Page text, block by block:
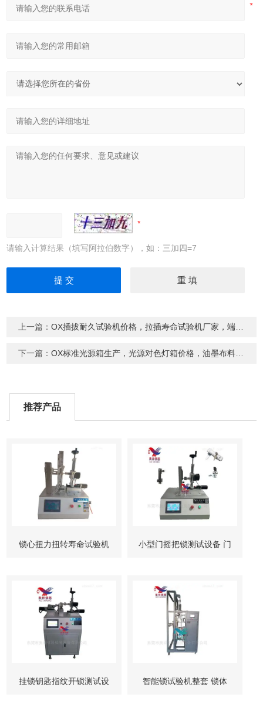
请输入计算结果（填写阿拉伯数字），如：三加四=7
上一篇：OX插拔耐久试验机价格，拉插寿命试验机厂家，端子插拔寿命试验机
下一篇：OX标准光源箱生产，光源对色灯箱价格，油墨布料光源箱
推荐产品
锁心扭力扭转寿命试验机 小型门摇把锁测试设备 门
挂锁钥匙指纹开锁测试设 智能锁试验机整套 锁体